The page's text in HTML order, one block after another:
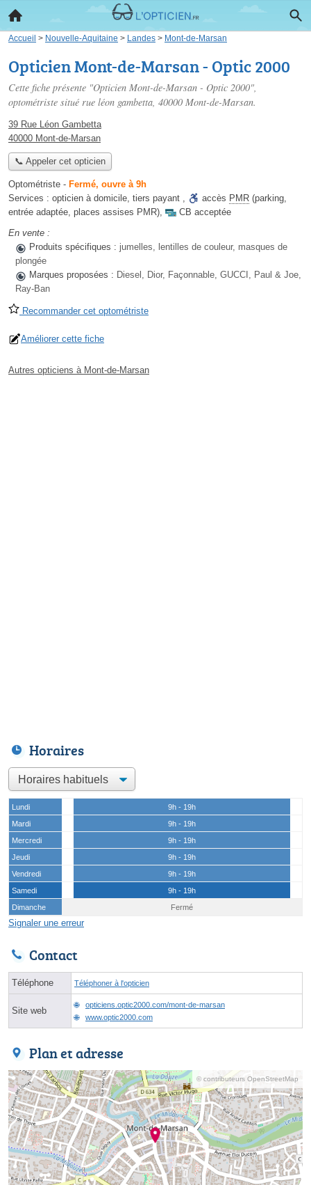
Accueil > Nouvelle-Aquitaine > Landes > Mont-de-Marsan
Opticien Mont-de-Marsan - Optic 2000
Cette fiche présente "Opticien Mont-de-Marsan - Optic 2000",
optométriste situé rue léon gambetta, 40000 Mont-de-Marsan.
39 Rue Léon Gambetta
40000 Mont-de-Marsan
📞 Appeler cet opticien
Optométriste - Fermé, ouvre à 9h
Services : opticien à domicile, tiers payant , accès PMR (parking,
entrée adaptée, places assises PMR),
CB acceptée
En vente :
Produits spécifiques : jumelles, lentilles de couleur, masques de
plongée
Marques proposées : Diesel, Dior, Façonnable, GUCCI, Paul & Joe,
Ray-Ban
Recommander cet optométriste
Améliorer cette fiche
Autres opticiens à Mont-de-Marsan
Horaires
Lundi
9h - 19h
Mardi
9h - 19h
Mercredi
9h - 19h
Jeudi
9h - 19h
Vendredi
9h - 19h
Samedi
9h - 19h
Dimanche
Fermé
Signaler une erreur
Contact
Téléphone Téléphoner à l'opticien
Site web
opticiens.optic2000.com/mont-de-marsan
www.optic2000.com
Plan et adresse
© contributeurs OpenStreetMap